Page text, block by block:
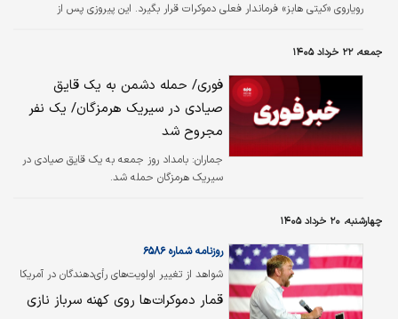
رویاروی «کیتی‌ هابز» فرماندار فعلی دموکرات قرار بگیرد. این پیروزی پس از
نفوذ ادامه‌دار ترامپ در بدنه حزب جمهوری‌خواه است.‌
جمعه، ۲۲ خرداد ۱۴۰۵
فوری/ حمله دشمن به یک قایق
صیادی در سیریک هرمزگان/ یک نفر
مجروح شد
جماران:
بامداد روز جمعه به یک قایق صیادی در
سیریک هرمزگان حمله شد.
چهارشنبه، ۲۰ خرداد ۱۴۰۵
شواهد از تغییر اولویت‌های رأی‌دهندگان در آمریکا
حکایت دارد
روزنامه شماره ۶۵۸۶
قمار دموکرات‌ها روی کهنه سرباز نازی